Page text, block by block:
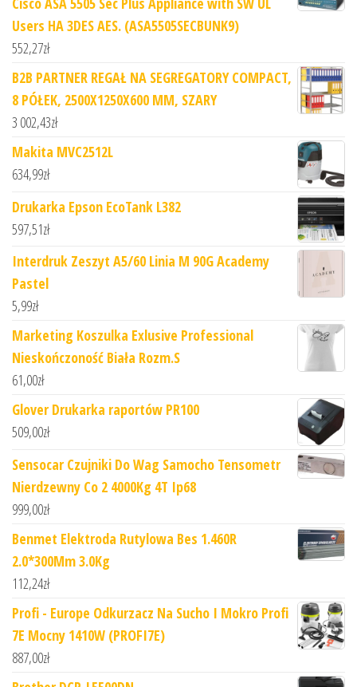
Users HA 3DES AES. (ASA5505SECBUNK9)
552,27zł
B2B PARTNER REGAŁ NA SEGREGATORY COMPACT,
8 PÓŁEK, 2500X1250X600 MM, SZARY
3 002,43zł
Makita MVC2512L
634,99zł
Drukarka Epson EcoTank L382
597,51zł
Interdruk Zeszyt A5/60 Linia M 90G Academy
Pastel
5,99zł
Marketing Koszulka Exlusive Professional
Nieskończoność Biała Rozm.S
61,00zł
Glover Drukarka raportów PR100
509,00zł
Sensocar Czujniki Do Wag Samocho Tensometr
Nierdzewny Co 2 4000Kg 4T Ip68
999,00zł
Benmet Elektroda Rutylowa Bes 1.460R
2.0*300Mm 3.0Kg
112,24zł
Profi - Europe Odkurzacz Na Sucho I Mokro Profi
7E Mocny 1410W (PROFI7E)
887,00zł